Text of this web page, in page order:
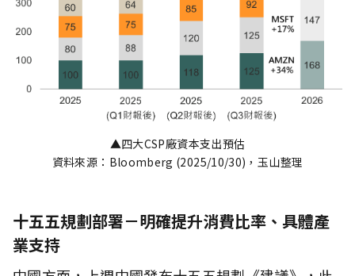
▲四大CSP廠資本支出預估
資料來源：Bloomberg (2025/10/30)，玉山整理
十五五規劃部署－明確提升消費比率、具體產
業支持